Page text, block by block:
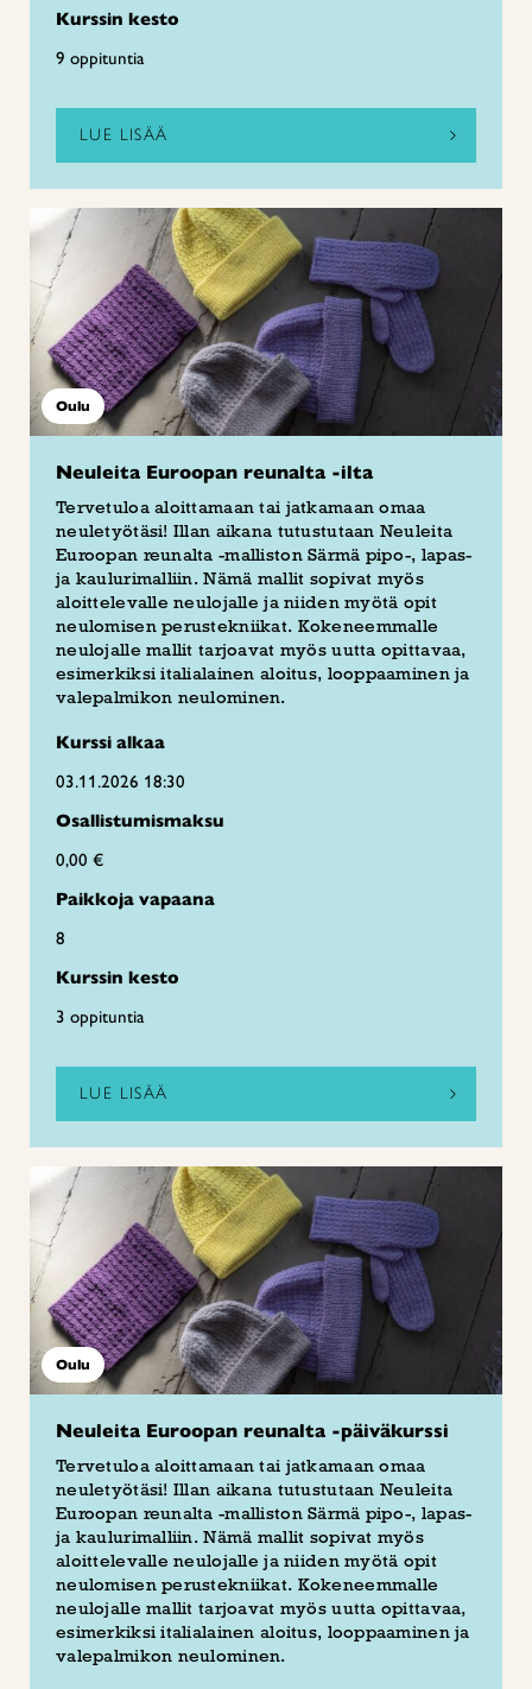
Kurssin kesto
9 oppituntia
LUE LISÄÄ
Oulu
Neuleita Euroopan reunalta -ilta
Tervetuloa aloittamaan tai jatkamaan omaa
neuletyötäsi! Illan aikana tutustutaan Neuleita
Euroopan reunalta -malliston Särmä pipo-, lapas-
ja kaulurimalliin. Nämä mallit sopivat myös
aloittelevalle neulojalle ja niiden myötä opit
neulomisen perustekniikat. Kokeneemmalle
neulojalle mallit tarjoavat myös uutta opittavaa,
esimerkiksi italialainen aloitus, looppaaminen ja
valepalmikon neulominen.
Kurssi alkaa
03.11.2026 18:30
Osallistumismaksu
0,00 €
Paikkoja vapaana
8
Kurssin kesto
3 oppituntia
LUE LISÄÄ
Oulu
Neuleita Euroopan reunalta -päiväkurssi
Tervetuloa aloittamaan tai jatkamaan omaa
neuletyötäsi! Illan aikana tutustutaan Neuleita
Euroopan reunalta -malliston Särmä pipo-, lapas-
ja kaulurimalliin. Nämä mallit sopivat myös
aloittelevalle neulojalle ja niiden myötä opit
neulomisen perustekniikat. Kokeneemmalle
neulojalle mallit tarjoavat myös uutta opittavaa,
esimerkiksi italialainen aloitus, looppaaminen ja
valepalmikon neulominen.